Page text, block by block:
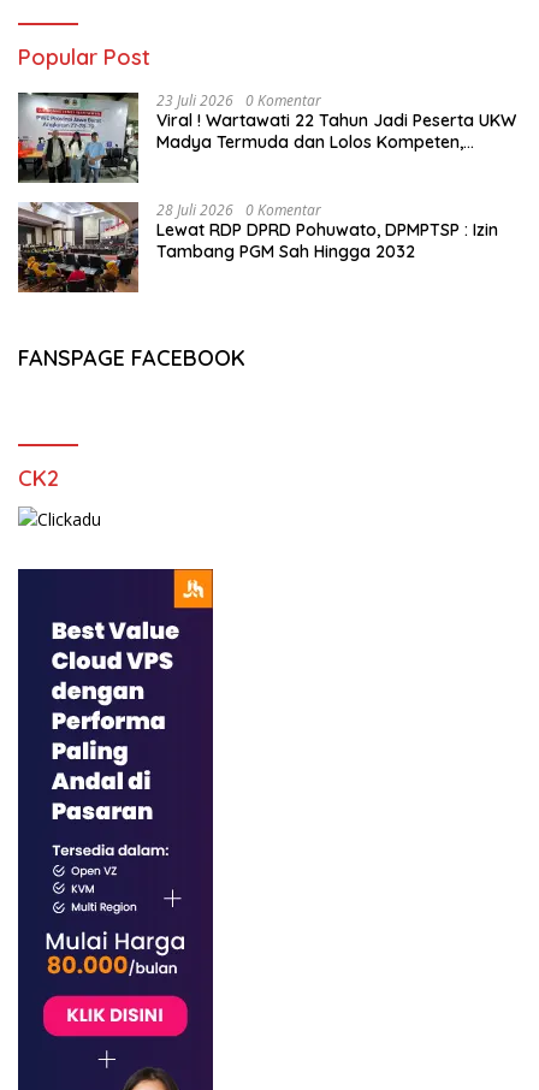
Popular Post
23 Juli 2026 0 Komentar
Viral ! Wartawati 22 Tahun Jadi Peserta UKW
Madya Termuda dan Lolos Kompeten,
28 Juli 2026 0 Komentar
Lewat RDP DPRD Pohuwato, DPMPTSP : Izin
Tambang PGM Sah Hingga 2032
FANSPAGE FACEBOOK
CK2